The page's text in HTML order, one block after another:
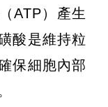
ATP）產生
酸是維持粒
保細胞內部